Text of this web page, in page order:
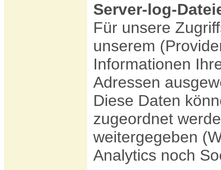
Server-log-
Für unsere
unserem
Informationen
Adressen
Diese Daten
zugeordnet
weitergegeben
Analytics noch